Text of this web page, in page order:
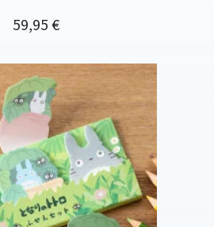
Prix
59,95 €